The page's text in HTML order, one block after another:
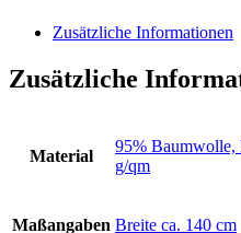
Zusätzliche Informationen
Zusätzliche
Material
95% Baumwolle,
g/qm
Maßangaben Breite ca. 140 cm